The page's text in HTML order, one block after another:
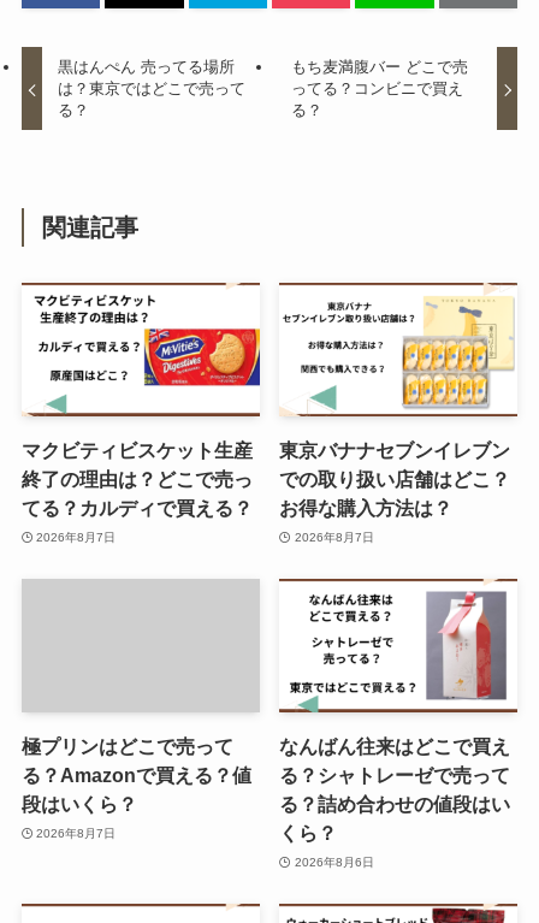
5 円チョコの値段はいくら？どこ
で買える？生産終了の噂は本当？
たこせんべい 売ってる場所は？業
務スーパーで購入できる？
冷麺の麺 どこで売ってる？業務ス
ーパーで購入できる？
パックンチョは生産終了？ディズ
ニープリンセスデザインは限定？
値段はいくら？
黒はんぺん 売ってる場所
は？東京ではどこで売って
る？
もち麦満腹バー どこで売
ってる？コンビニで買え
る？
関連記事
マクビティビスケット生産
終了の理由は？どこで売っ
てる？カルディで買える？
2026年8月7日
東京バナナセブンイレブン
での取り扱い店舗はどこ？
お得な購入方法は？
2026年8月7日
極プリンはどこで売って
る？Amazonで買える？値
段はいくら？
2026年8月7日
なんばん往来はどこで買え
る？シャトレーゼで売って
る？詰め合わせの値段はい
くら？
2026年8月6日